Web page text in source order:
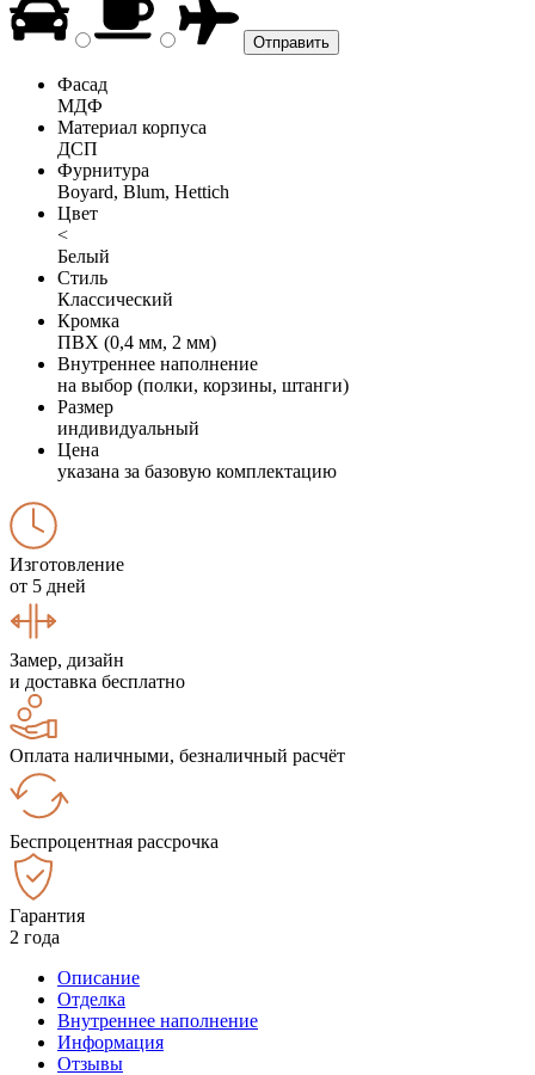
Фасад
МДФ
Материал корпуса
ДСП
Фурнитура
Boyard, Blum, Hettich
Цвет
<
Белый
Стиль
Классический
Кромка
ПВХ (0,4 мм, 2 мм)
Внутреннее наполнение
на выбор (полки, корзины, штанги)
Размер
индивидуальный
Цена
указана за базовую комплектацию
Изготовление
от 5 дней
Замер, дизайн
и доставка бесплатно
Оплата наличными, безналичный расчёт
Беспроцентная рассрочка
Гарантия
2 года
Описание
Отделка
Внутреннее наполнение
Информация
Отзывы